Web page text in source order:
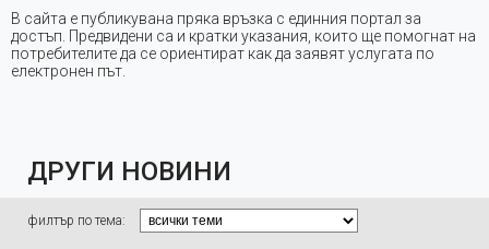
В сайта е публикувана пряка връзка с единния портал за
достъп. Предвидени са и кратки указания, които ще помогнат на
потребителите да се ориентират как да заявят услугата по
електронен път.
ДРУГИ НОВИНИ
филтър по тема: